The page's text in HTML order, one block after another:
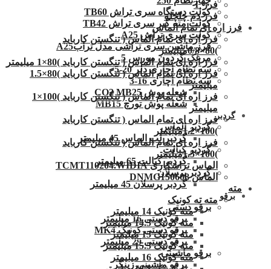
کولت دستگاه سری تراش TB60
کولت مته گیر سری تراش TB42
کولت سری تراش A25
فرز ماشین سری تراشی مدل ترابA25
مرغک گردون مورس 5
سه نظام آچاری دلر 20-5
سه نظام آچاری 16-3
شعله پوش CO2 MB25
شعله پوش تورچ MB15
گردبر
گردبر الماس
گردبر لب الماس 45 میلیمتر
گردبر کبالت
گردبر کبالت 65 میلیمتر
گردبر پرسلان
گردبر پرسلان 45 میلیمتر
برقو
برقو دستی
برقو دستی 16 میلیمتر
برقو دستی کونیک MK4
برقو دستی 29 میلیمتر
برقو ماشینی
برقو ماشینی زینگر
فرز T
فرز دم چلچله
فرز اره ای تمام الماس
فرز اره ای تمام الماس ( تنگستن کارباید
)80×0/8میلیمتر
فرز اره ای تمام الماس ( تنگستن کارباید )80×1 میلیمتر
فرز اره ای تمام الماس ( تنگستن کارباید )80×1.5
میلیمتر
فرز اره ای تمام الماس ( تنگستن کارباید )100×1
میلیمتر
فرز اره ای تمام الماس ( تنگستن کارباید
)100×1.2میلیمتر
فرز اره ای تمام الماس ( تنگستن کارباید
)100×1.5میلیمتر
الماس تراشکاری TCMT110204.WIDIA
الماس DNMG150608
مته
مته ته کونیک
مته کونیک 14 میلیمتر
مته کونیک 14.5 میلیمتر
مته کونیک 15 میلیمتر
مته کونیک 15.5 میلیمتر
مته کونیک 16 میلیمتر